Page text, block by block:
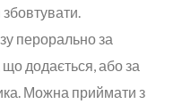
перорально за
додається, або за
Можна приймати з